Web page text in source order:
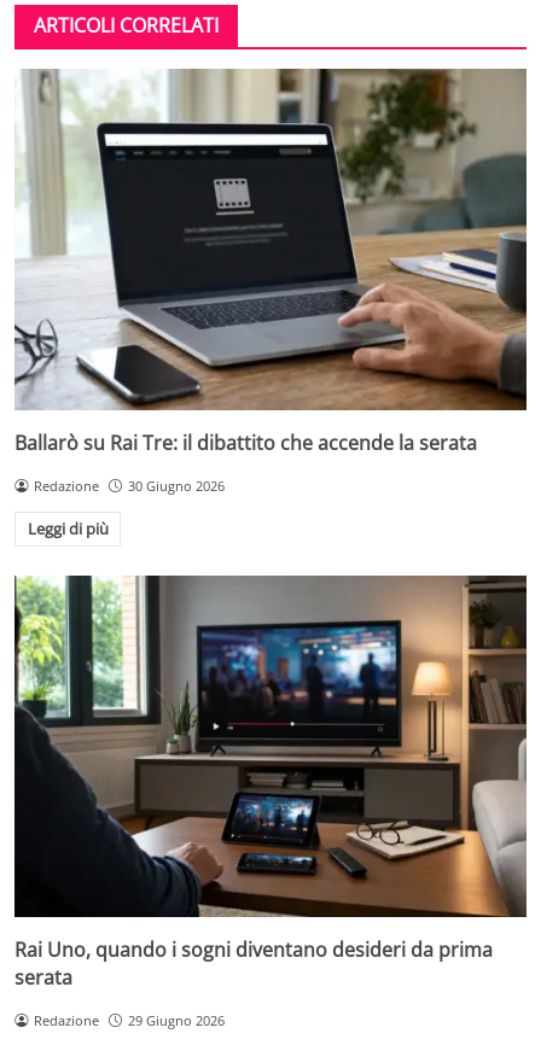
ARTICOLI CORRELATI
Ballarò su Rai Tre: il dibattito che accende la serata
Redazione 30 Giugno 2026
Leggi di più
Rai Uno, quando i sogni diventano desideri da prima
serata
Redazione 29 Giugno 2026